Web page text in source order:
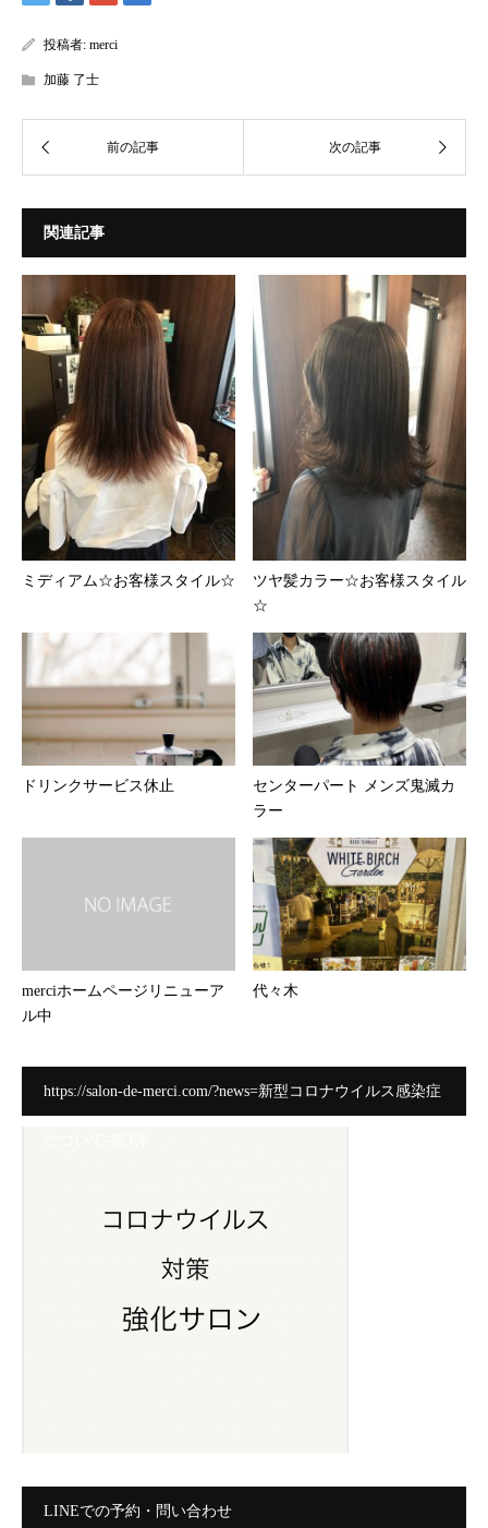
投稿者: merci
加藤 了士
関連記事
ミディアム☆お客様スタイル☆
ツヤ髪カラー☆お客様スタイル
☆
ドリンクサービス休止
センターパート メンズ鬼滅カ
ラー
merciホームページリニューア
ル中
代々木
https://salon-de-merci.com/?news=新型コロナウイルス感染症
LINEでの予約・問い合わせ